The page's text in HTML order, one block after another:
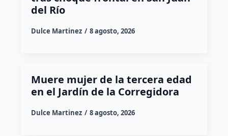
del Río
Dulce Martinez 8 agosto, 2026
Muere mujer de la tercera edad
en el Jardín de la Corregidora
Dulce Martinez 8 agosto, 2026